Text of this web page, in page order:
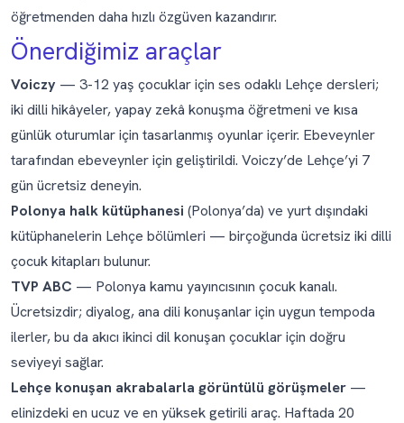
öğretmenden daha hızlı özgüven kazandırır.
Önerdiğimiz araçlar
Voiczy — 3-12 yaş çocuklar için ses odaklı Lehçe dersleri;
iki dilli hikâyeler, yapay zekâ konuşma öğretmeni ve kısa
günlük oturumlar için tasarlanmış oyunlar içerir. Ebeveynler
tarafından ebeveynler için geliştirildi. Voiczy’de Lehçe’yi 7
gün ücretsiz deneyin.
Polonya halk kütüphanesi (Polonya’da) ve yurt dışındaki
kütüphanelerin Lehçe bölümleri — birçoğunda ücretsiz iki dilli
çocuk kitapları bulunur.
TVP ABC — Polonya kamu yayıncısının çocuk kanalı.
Ücretsizdir; diyalog, ana dili konuşanlar için uygun tempoda
ilerler, bu da akıcı ikinci dil konuşan çocuklar için doğru
seviyeyi sağlar.
Lehçe konuşan akrabalarla görüntülü görüşmeler —
elinizdeki en ucuz ve en yüksek getirili araç. Haftada 20